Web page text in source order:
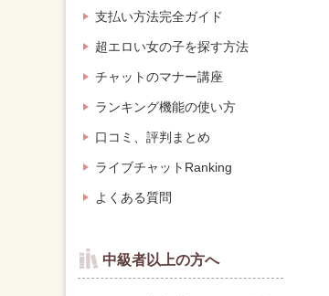
支払い方法完全ガイド
超エロい女の子を探す方法
チャットのマナー講座
ランキング機能の使い方
口コミ、評判まとめ
ライブチャットRanking
よくある質問
中級者以上の方へ